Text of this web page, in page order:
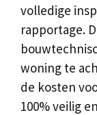
volledige
rapportage.
woning te
de kosten
100% veilig